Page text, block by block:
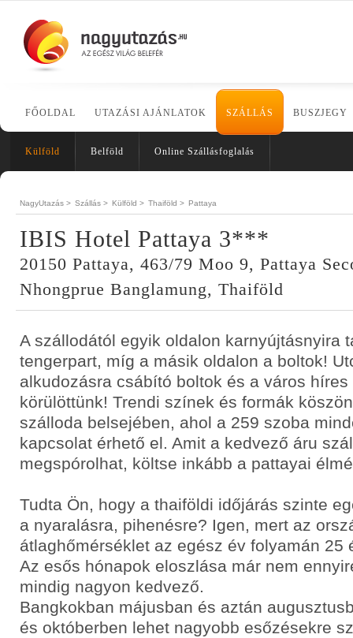
FŐOLDAL UTAZÁSI AJÁNLATOK SZÁLLÁS BUSZJEGY
Külföld Belföld Online Szállásfoglalás
NagyUtazás > Szállás > Külföld > Thaiföld > Pattaya
IBIS Hotel Pattaya 3***
20150 Pattaya, 463/79 Moo 9, Pattaya
Nhongprue Banglamung, Thaiföld
A szállodától egyik oldalon karnyújtásnyira
tengerpart, míg a másik oldalon a boltok!
alkudozásra csábító boltok és a város
körülöttünk! Trendi színek és formák
szálloda belsejében, ahol a 259 szoba
kapcsolat érhető el. Amit a kedvező áru
megspórolhat, költse inkább a pattayai
Tudta Ön, hogy a thaiföldi időjárás szinte
a nyaralásra, pihenésre? Igen, mert az
átlaghőmérséklet az egész év folyamán 25
Az esős hónapok eloszlása már nem
mindig nagyon kedvező.
Bangkokban májusban és aztán
és októberben lehet nagyobb esőzésekre